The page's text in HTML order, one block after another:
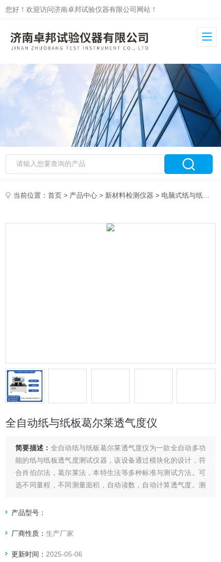
您好！欢迎访问济南卓邦试验仪器有限公司网站！
当前位置：首页 > 产品中心 > 新材料检测仪器 > 电脑式纸与纸板透气度测试仪
全自动纸与纸板葛尔莱透气度仪
简要描述： 全自动纸与纸板葛尔莱透气度仪为一款全自动多功
能的纸与纸板透气度测试仪器，该设备通过模块化的设计，符
合肖伯尔法，葛尔莱法，本特生法等多种标准与测试方法。可
选不同量程，不同测量面积，自动读数，自动计算透气度。测
气体流量.
产品型号：
厂商性质：生产厂家
更新时间： 2025-05-06